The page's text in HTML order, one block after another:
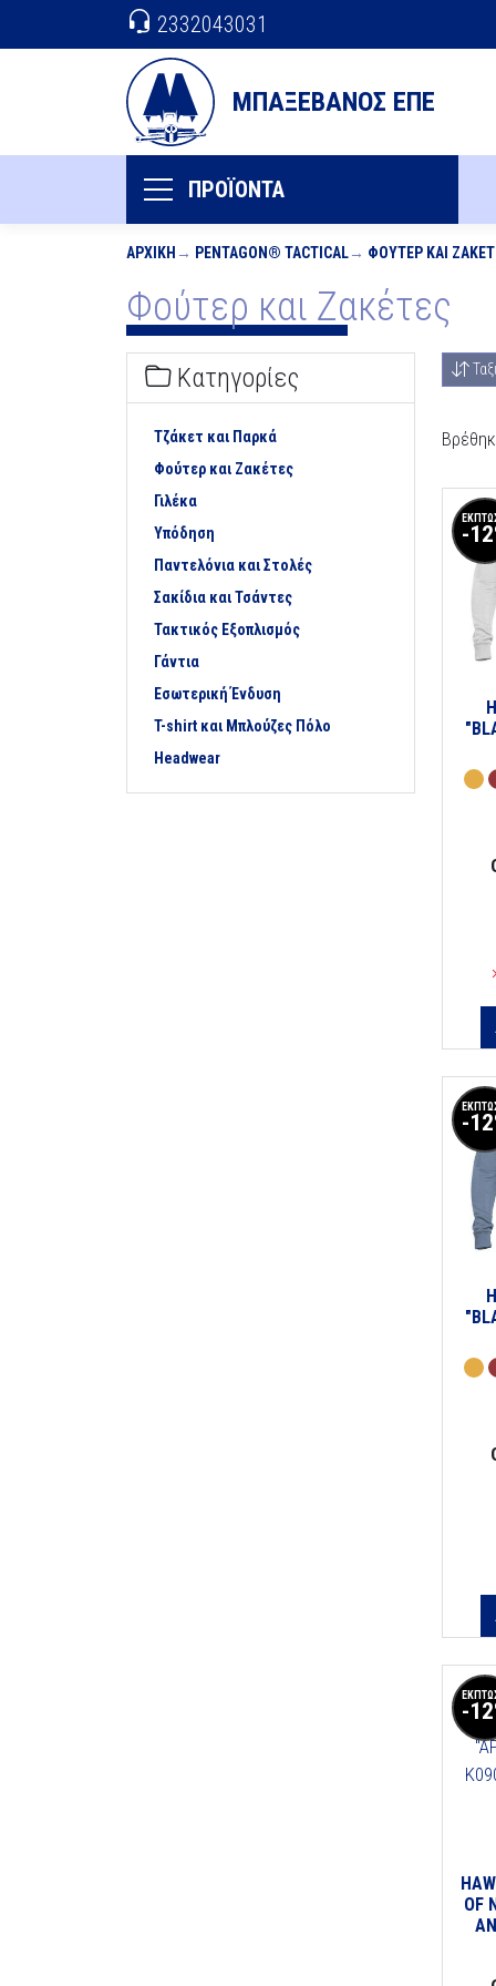
ΜΠΑΞΕΒΑΝΟΣ ΕΠΕ
2332043031
ΠΡΟΪΟΝΤΑ
ΑΡΧΙΚΉ PENTAGON® TACTICAL ΦΟΎΤΕΡ ΚΑΙ
Φούτερ και Ζακέτες
Κατηγορίες
Τζάκετ και Παρκά
Φούτερ και Ζακέτες
Γιλέκα
Υπόδηση
Παντελόνια και Στολές
Σακίδια και Τσάντες
Τακτικός Εξοπλισμός
Γάντια
Εσωτερική Ένδυση
T-shirt και Μπλούζες Πόλο
Headwear
-
-
-
OF